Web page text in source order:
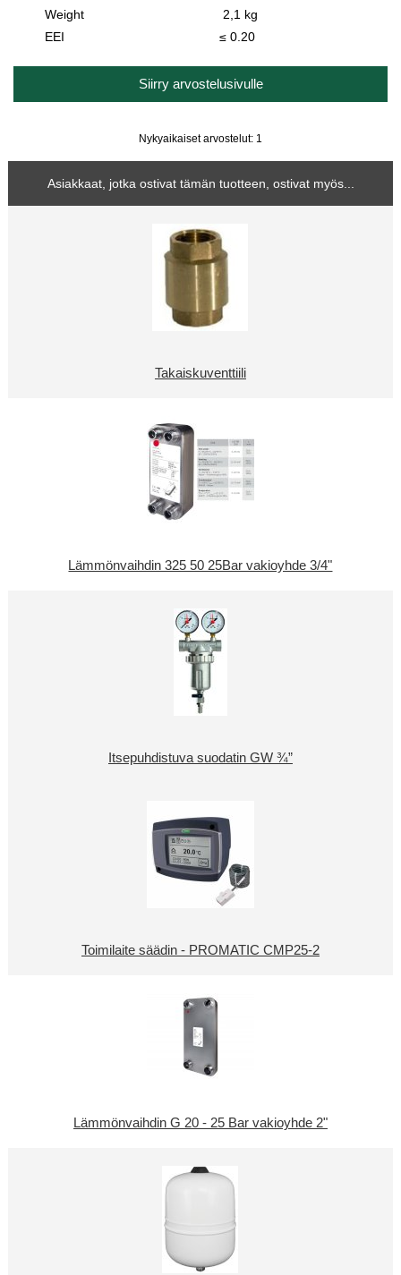
Weight
2,1 kg
EEI
≤ 0.20
Siirry arvostelusivulle
Nykyaikaiset arvostelut: 1
Asiakkaat, jotka ostivat tämän tuotteen, ostivat myös...
Takaiskuventtiili
Lämmönvaihdin 325 50 25Bar vakioyhde 3/4"
Itsepuhdistuva suodatin GW ¾”
Toimilaite säädin - PROMATIC CMP25-2
Lämmönvaihdin G 20 - 25 Bar vakioyhde 2"